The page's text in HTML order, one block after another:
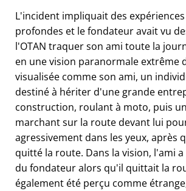
L'incident impliquait des
profondes et le fondateur avait vu
l'OTAN traquer son ami toute la
en une vision paranormale extrême
visualisée comme son ami, un
destiné à hériter d'une grande
construction, roulant à moto, puis
marchant sur la route devant lui
agressivement dans les yeux, après
quitté la route. Dans la vision, l'ami
du fondateur alors qu'il quittait la
également été perçu comme